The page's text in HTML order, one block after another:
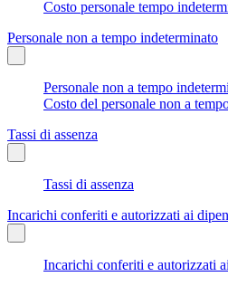
Costo personale tempo
Personale non a tempo indeterminato
Personale non a tempo
Costo del personale non a
Tassi di assenza
Tassi di assenza
Incarichi conferiti e autorizzati ai
Incarichi conferiti e autorizzati